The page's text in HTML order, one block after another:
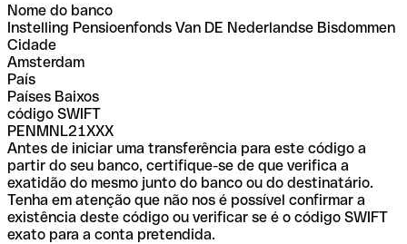
Nome do banco
Instelling Pensioenfonds Van DE Nederlandse Bisdommen
Cidade
Amsterdam
País
Países Baixos
código SWIFT
PENMNL21XXX
Antes de iniciar uma transferência para este código a
partir do seu banco, certifique-se de que verifica a
exatidão do mesmo junto do banco ou do destinatário.
Tenha em atenção que não nos é possível confirmar a
existência deste código ou verificar se é o código SWIFT
exato para a conta pretendida.